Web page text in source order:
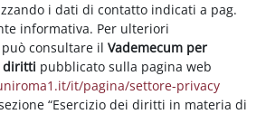
i dati di contatto indicati a pag.
informativa. Per ulteriori
consultare ilVademecum per
diritti pubblicato sulla pagina web
it/pagina/settore-privacy
“Esercizio dei diritti in materia di